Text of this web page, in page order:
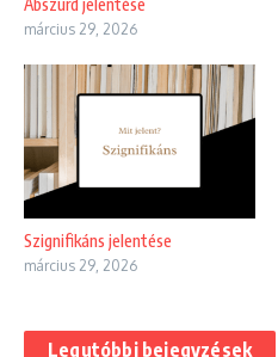
március 29, 2026
Szignifikáns jelentése
március 29, 2026
Legutóbbi bejegyzések